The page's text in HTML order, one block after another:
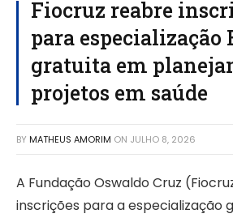
Fiocruz reabre
para especialização
gratuita em
projetos em saúde
BY MATHEUS AMORIM ON JULHO 8, 2026
A Fundação Oswaldo Cruz
inscrições para a especialização